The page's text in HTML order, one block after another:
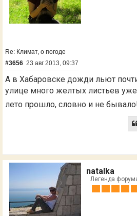
Re: Климат, о погоде
#3656 23 авг 2013, 09:37
А в Хабаровске дожди льют
улице много желтых листьев
лето прошло, словно и не
natalka
Легенда